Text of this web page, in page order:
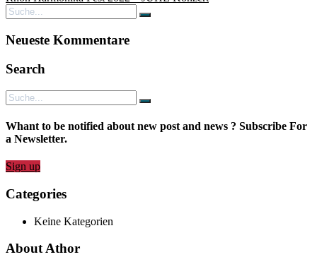
Neueste Kommentare
Search
Whant to be notified about new post and news ? Subscribe For
a Newsletter.
Sign up
Categories
Keine Kategorien
About Athor